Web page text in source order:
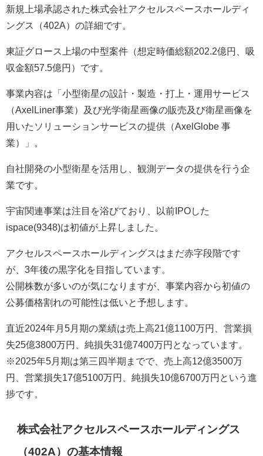
新規上場承認された株式会社アクセルスペースホールディ
ングス（402A）の詳細です。
東証グロース上場の中型案件（想定時価総額202.2億円、吸
収金額57.5億円）です。
事業内容は「小型衛星の設計・製造・打上・運用サービス
（AxelLiner事業）及び光学衛星画像の販売及び衛星画像を
用いたソリューションサービスの提供（AxelGlobe 事
業）」。
自社開発の小型衛星を活用し、観測データの提供を行う企
業です。
宇宙関連事業は注目を浴びており、以前IPOした
ispace(9348)は初値が上昇しました。
アクセルスペースホールディングスはまだ赤字段階です
が、3年後の黒字化を目指しています。
公開株数が多いのが気になりますが、事業内容から初値の
公募価格割れの可能性は低いと予想します。
直近2024年月5月期の業績は売上高21億1100万円、営業損
失25億3800万円、純損失31億7400万円となっています。
※2025年5月期は第三四半期までで、売上高12億3500万
円、営業損失17億5100万円、純損失10億6700万円という進
捗です。
株式会社アクセルスペースホールディングス
（402A）の基本情報